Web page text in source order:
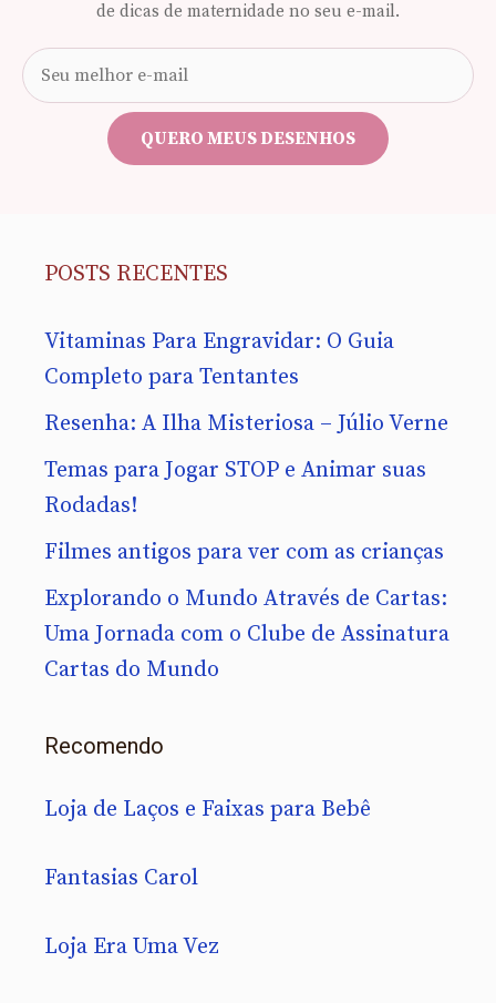
de dicas de maternidade no seu e-mail.
e-
mail
QUERO MEUS DESENHOS
POSTS RECENTES
Vitaminas Para Engravidar: O Guia
Completo para Tentantes
Resenha: A Ilha Misteriosa – Júlio Verne
Temas para Jogar STOP e Animar suas
Rodadas!
Filmes antigos para ver com as crianças
Explorando o Mundo Através de Cartas:
Uma Jornada com o Clube de Assinatura
Cartas do Mundo
Recomendo
Loja de Laços e Faixas para Bebê
Fantasias Carol
Loja Era Uma Vez